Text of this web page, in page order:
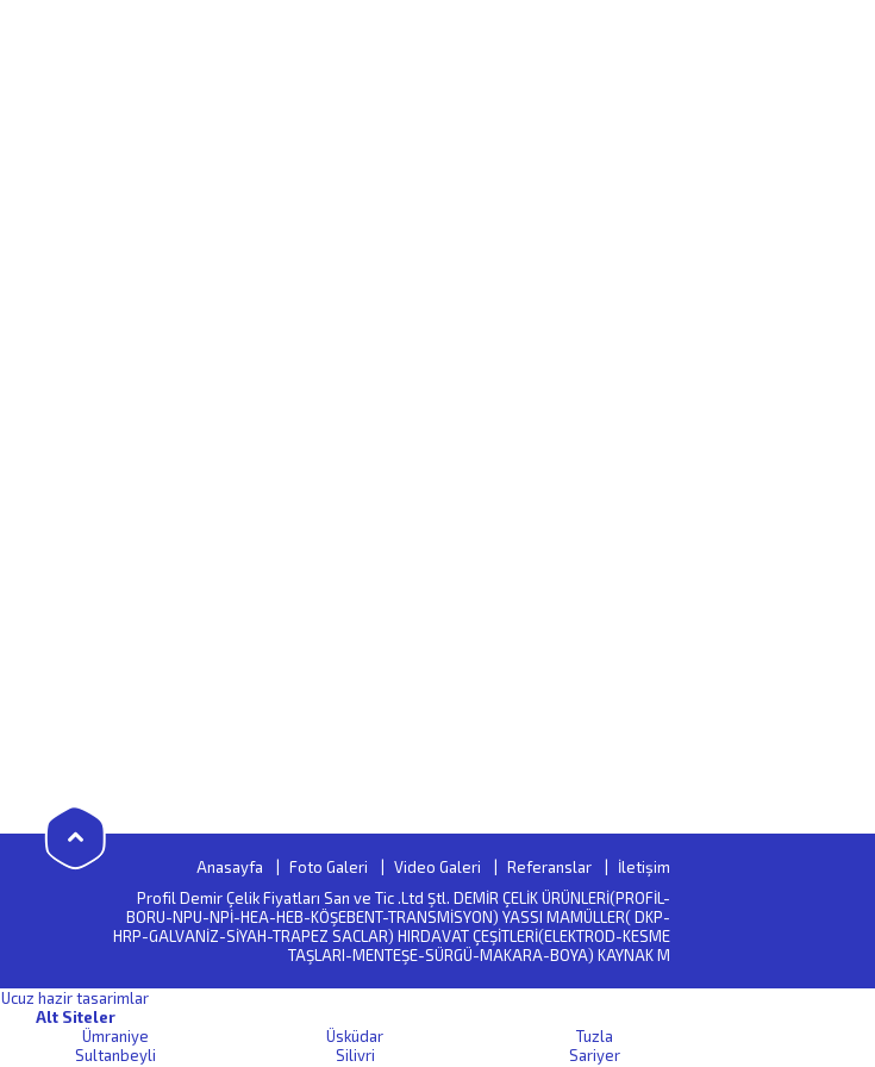
Anasayfa Foto Galeri Video Galeri Referanslar
İletişim
Profil Demir Çelik Fiyatları San ve Tic .Ltd Ştl. DEMİR ÇELİK ÜRÜNLERİ(PROFİL-
BORU-NPU-NPİ-HEA-HEB-KÖŞEBENT-TRANSMİSYON) YASSI MAMÜLLER( DKP-
HRP-GALVANİZ-SİYAH-TRAPEZ SACLAR) HIRDAVAT ÇEŞİTLERİ(ELEKTROD-KESME
TAŞLARI-MENTEŞE-SÜRGÜ-MAKARA-BOYA) KAYNAK M
Ucuz hazir tasarimlar
Alt Siteler
Ümraniye Üsküdar
Tuzla
Sultanbeyli Silivri
Sariyer